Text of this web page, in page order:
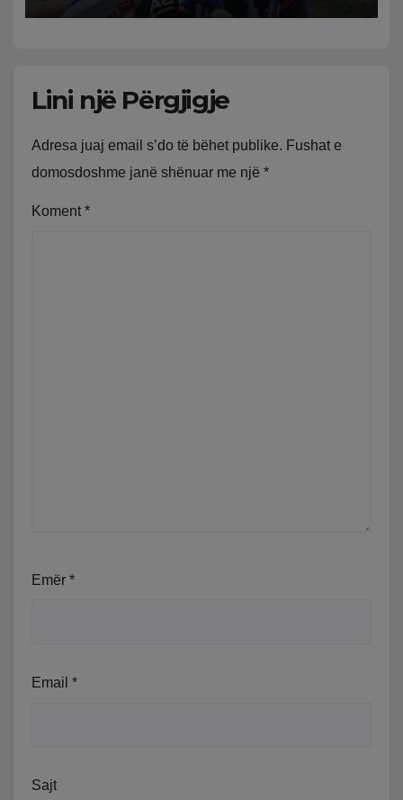
Hetimit: Kishin konflikt të
Lini një Përgjigje
Adresa juaj email s’do të bëhet publike. Fushat e
domosdoshme janë shënuar me një *
Koment *
Emër *
Email *
Sajt